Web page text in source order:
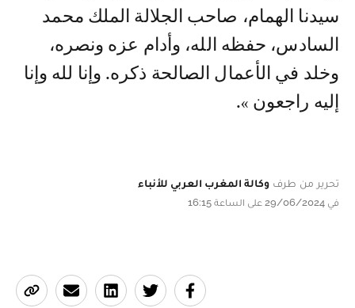
سيدنا الهمام، صاحب الجلالة الملك محمد
السادس، حفظه الله، وأدام عزه ونصره،
وخلد في الأعمال الصالحة ذكره. وإنا لله وإنا
إليه راجعون ».
تحرير من طرف وكالة المغرب العربي للأنباء
في 29/06/2024 على الساعة 16:15